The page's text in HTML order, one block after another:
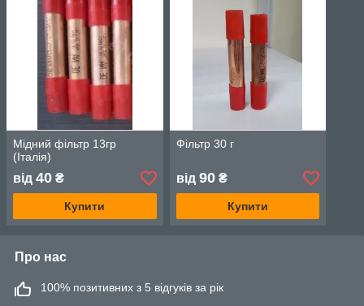
Мідний фільтр 13гр
(Італія)
від 40 ₴
Купити
Фільтр 30 г
від 90₴
Купити
Про нас
100% позитивних з 5 відгуків за рік